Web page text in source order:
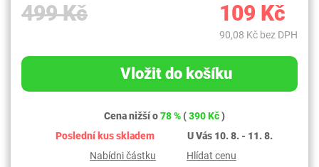
499 Kč 109 Kč
90,08 Kč bez DPH
Vložit do košíku
Cena nižší o78 %(390 Kč)
Poslední kus skladem
U Vás 10. 8. - 11. 8.
Nabídni částku
Hlídat cenu